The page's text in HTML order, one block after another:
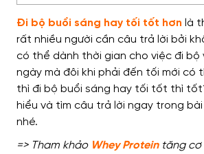
Đi bộ buổi sáng hay tối tốt hơn là
rất nhiều người cần câu trả lời bởi
có thể dành thời gian cho việc đi bộ
ngày mà đôi khi phải đến tối mới có
thì đi bộ buổi sáng hay tối tốt thì tốt
hiểu và tìm câu trả lời ngay trong
nhé.
=> Tham khảo Whey Proteintăng cơ